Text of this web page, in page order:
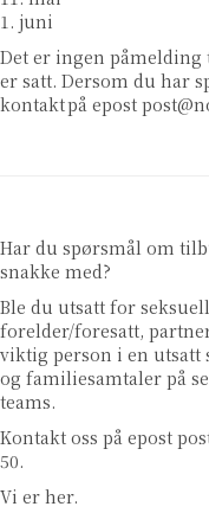
1. juni
Det er ingen
er satt. Dersom du har
kontakt på epost
Har du spørsmål om
snakke med?
Ble du utsatt for
forelder/foresatt,
viktig person i en utsatt
og familiesamtaler på
teams.
Kontakt oss på epost
50.
Vi er her.